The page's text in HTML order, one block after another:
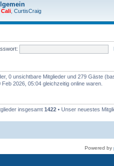
Cali CurtisCraig
0 unsichtbare Mitglieder und 279 Gäste
2026, 05:04 gleichzeitig online waren.
insgesamt 1422 • Unser neuestes
Powered by